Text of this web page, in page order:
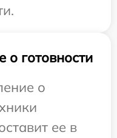
готовности
о
ее в